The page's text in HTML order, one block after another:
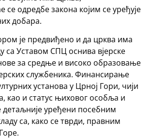
одредбе закона којим се уређује
добара.
је предвиђено и да црква има
са Уставом СПЦ оснива вјерске
за средње и високо образовање
службеника. Финансирање
установа у Црној Гори, чији
као и статус њиховог особља и
детаљније уређени посебним
са, како се тврди, правним